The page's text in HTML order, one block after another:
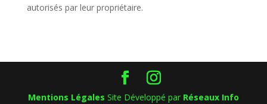
autorisés par leur propriétaire.
Mentions Légales Site Développé par Réseaux Info